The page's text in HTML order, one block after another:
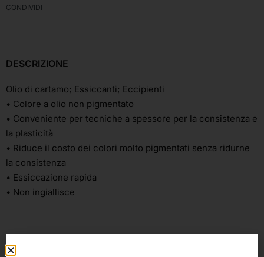
CONDIVIDI
DESCRIZIONE
Olio di cartamo; Essiccanti; Eccipienti
• Colore a olio non pigmentato
• Conveniente per tecniche a spessore per la consistenza e
la plasticità
• Riduce il costo dei colori molto pigmentati senza ridurne
la consistenza
• Essiccazione rapida
• Non ingiallisce